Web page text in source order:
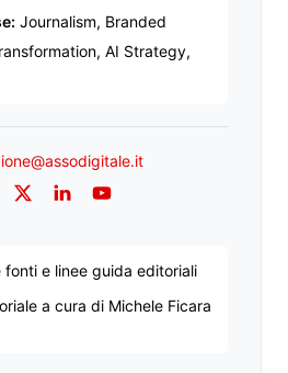
Journalism, Branded
AI Strategy,
TwitterLinkedInYouTube
fonti e linee guida editoriali
a cura di Michele Ficara